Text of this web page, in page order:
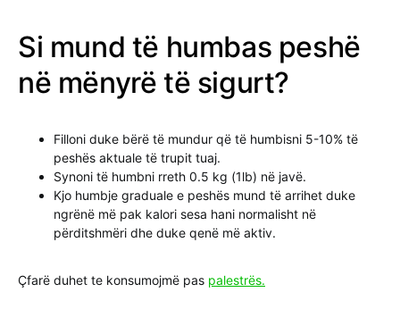
Si mund të humbas peshë
në mënyrë të sigurt?
Filloni duke bërë të mundur që të humbisni 5-10% të
peshës aktuale të trupit tuaj.
Synoni të humbni rreth 0.5 kg (1lb) në javë.
Kjo humbje graduale e peshës mund të arrihet duke
ngrënë më pak kalori sesa hani normalisht në
përditshmëri dhe duke qenë më aktiv.
Çfarë duhet te konsumojmë pas palestrës.